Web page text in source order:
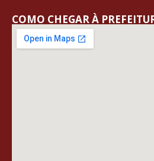
COMO CHEGAR À